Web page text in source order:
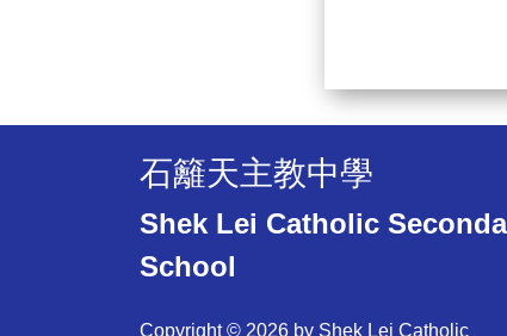
石籬天主教中學
Shek Lei Catholic
School
Copyright © 2026 by Shek Lei Catholic